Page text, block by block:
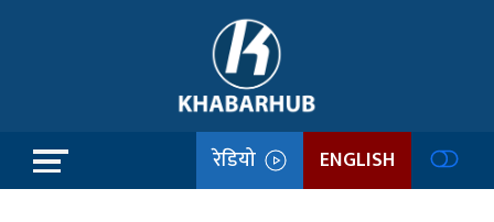
रेडियो ENGLISH